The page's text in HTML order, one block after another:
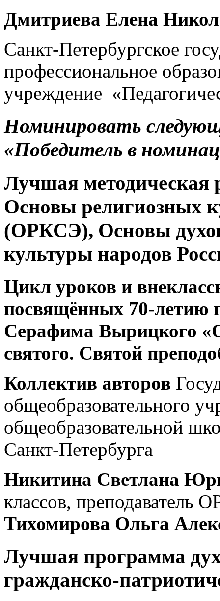
Дмитриева Елена
Санкт-Петербургское
профессиональное
учреждение
Номинировать
«Победитель в
Лучшая методическая
Основы религиозных
(ОРКСЭ), Основы
культуры народов
Цикл уроков и
посвящённых 70-летию
Серафима Вырицкого
святого. Святой
Коллектив авторов
общеобразовательного
общеобразовательной
Санкт-Петербурга
Никитина Светлана
классов, преподаватель
Тихомирова Ольга
Лучшая программа
гражданско-